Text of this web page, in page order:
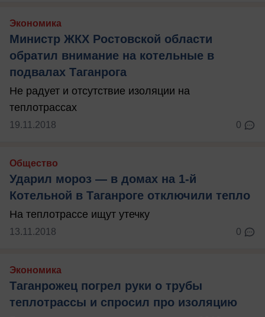
Экономика
Министр ЖКХ Ростовской области
обратил внимание на котельные в
подвалах Таганрога
Не радует и отсутствие изоляции на
теплотрассах
19.11.2018 0
Общество
Ударил мороз — в домах на 1-й
Котельной в Таганроге отключили тепло
На теплотрассе ищут утечку
13.11.2018 0
Экономика
Таганрожец погрел руки о трубы
теплотрассы и спросил про изоляцию